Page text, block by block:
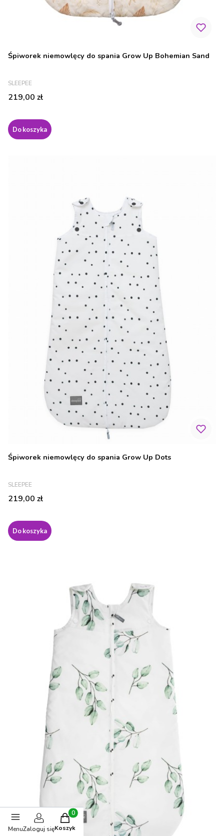
Śpiworek niemowlęcy do spania Grow Up Bohemian Sand
PRODUCENT
SLEEPEE
Cena
219,00 zł
Do koszyka
Śpiworek niemowlęcy do spania Grow Up Dots
PRODUCENT
SLEEPEE
Cena
219,00 zł
Do koszyka
MenuZaloguj się
Produkty w koszyku: 0. Zobacz szczegóły
Koszyk